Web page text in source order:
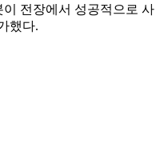
전장에서 성공적으로 사
했다.